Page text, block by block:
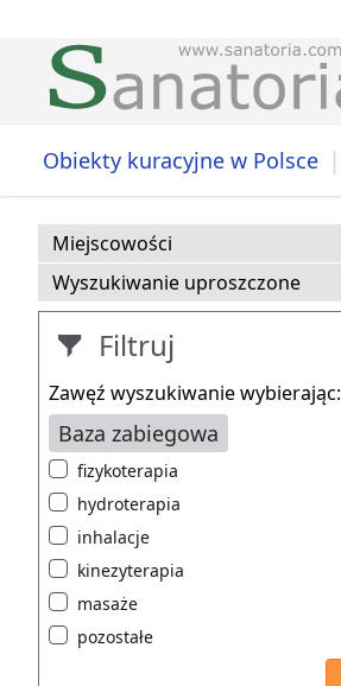
Obiekty kuracyjne w Polsce |
Miejscowości
Wyszukiwanie uproszczone
Filtruj
Zawęź wyszukiwanie wybierając:
Baza zabiegowa
fizykoterapia
hydroterapia
inhalacje
kinezyterapia
masaże
pozostałe